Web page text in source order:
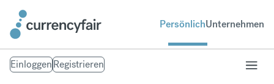
PersönlichUnternehmen
EinloggenRegistrieren